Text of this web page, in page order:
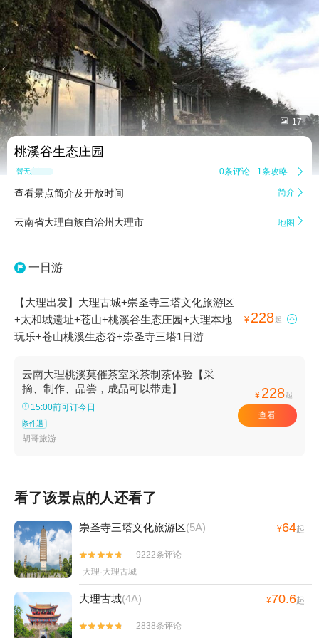
 17
桃溪谷生态庄园
暂无点评 0条评论 1条攻略 
查看景点简介及开放时间 简介 
云南省大理白族自治州大理市 地图 
一日游
【大理出发】大理古城+崇圣寺三塔文化旅游区
+太和城遗址+苍山+桃溪谷生态庄园+大理本地
玩乐+苍山桃溪生态谷+崇圣寺三塔1日游
¥ 228起 
云南大理桃溪莫催茶室采茶制茶体验【采
摘、制作、品尝，成品可以带走】
15:00前可订今日
条件退
胡哥旅游
¥ 228起
查看
看了该景点的人还看了
崇圣寺三塔文化旅游区(5A) ¥64起


9222条评论
大理·大理古城
大理古城(4A) ¥70.6起


2838条评论
